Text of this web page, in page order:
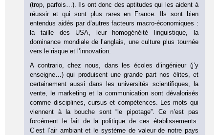
(trop, parfois…). Ils ont donc des aptitudes qui les aident à
réussir et qui sont plus rares en France. Ils sont bien
entendus aidés par d’autres facteurs macro-économiques :
la taille des USA, leur homogénéité linguistique, la
dominance mondiale de l’anglais, une culture plus tournée
vers le risque et l’innovation.
A contrario, chez nous, dans les écoles d’ingénieur (j’y
enseigne…) qui produisent une grande part nos élites, et
certainement aussi dans les universités scientifiques, la
vente, le marketing et la communication sont dévalorisés
comme disciplines, cursus et compétences. Les mots qui
viennent à la bouche sont “le pipotage”. Ce n’est pas
forcément le fait de la politique de ces établissements.
C’est l’air ambiant et le système de valeur de notre pays